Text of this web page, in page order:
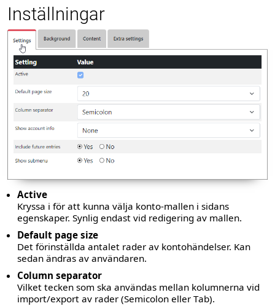
Inställningar
Active
Kryssa i för att kunna välja konto-mallen i sidans
egenskaper. Synlig endast vid redigering av mallen.
Default page size
Det förinställda antalet rader av kontohändelser. Kan
sedan ändras av användaren.
Column separator
Vilket tecken som ska användas mellan kolumnerna vid
import/export av rader (Semicolon eller Tab).